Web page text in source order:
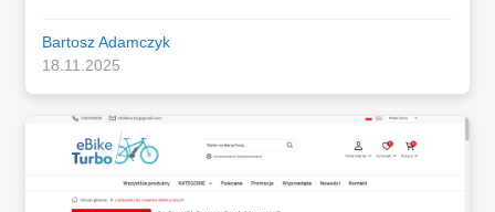
Bartosz Adamczyk
18.11.2025